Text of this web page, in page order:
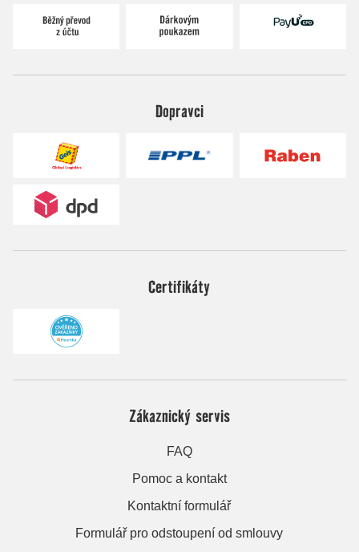
Dopravci
Certifikáty
Zákaznický servis
FAQ
Pomoc a kontakt
Kontaktní formulář
Formulář pro odstoupení od smlouvy